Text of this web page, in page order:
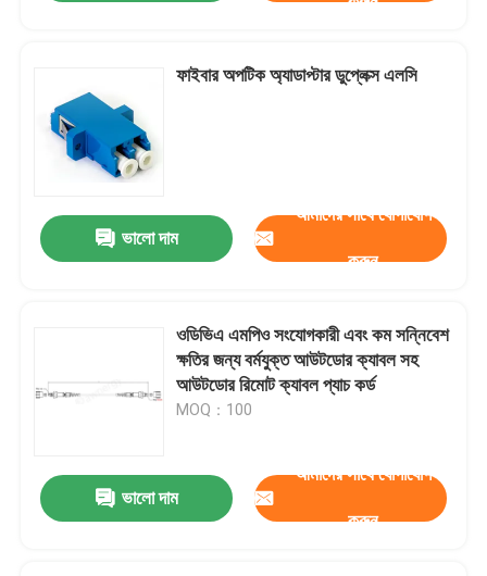
পণ্য
ফাইবার অপটিক অ্যাডাপ্টার ডুপ্লেক্স এলসি
ভালো দাম
আমাদের সাথে যোগাযোগ
করুন
ওডিভিএ এমপিও সংযোগকারী এবং কম সন্নিবেশ
ক্ষতির জন্য বর্মযুক্ত আউটডোর ক্যাবল সহ
আউটডোর রিমোট ক্যাবল প্যাচ কর্ড
MOQ：100
ভালো দাম
আমাদের সাথে যোগাযোগ
করুন